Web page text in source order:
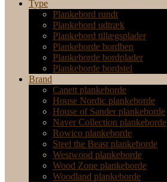
Type
Plankebord rundt
Plankebord udtræk
Plankebord tillægsplader
Plankeborde bordben
Plankeborde bordplader
Plankeborde bordstel
Brand
Canett plankeborde
House Nordic plankeborde
House of Sander plankeborde
Naver Collection plankeborde
Rowico plankeborde
Steel the Beast plankeborde
Westwood plankeborde
Wood Zone plankeborde
Woodland plankeborde